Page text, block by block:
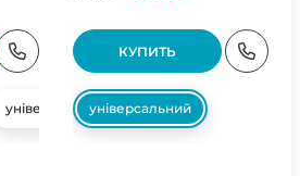
універсальний
КУПИТЬ
універсальний